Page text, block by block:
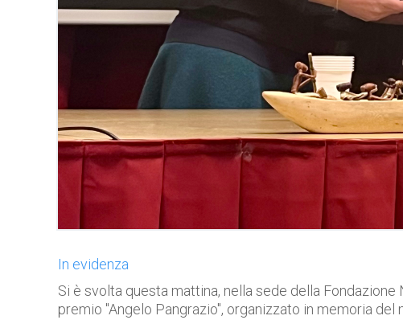
In evidenza
Si è svolta questa mattina, nella sede della Fondazione
premio "Angelo Pangrazio", organizzato in memoria